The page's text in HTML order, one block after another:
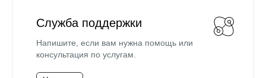
Служба поддержки
Напишите, если вам нужна помощь или
консультация по услугам.